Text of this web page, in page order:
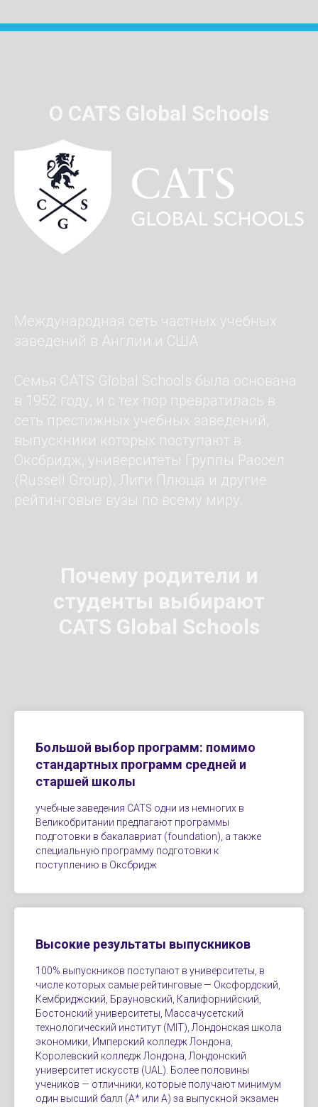
О CATS Global Schools
Международная сеть частных учебных
заведений в Англии и США
Семья CATS Global Schools была основана
в 1952 году, и с тех пор превратилась в
сеть престижных учебных заведений,
выпускники которых поступают в
Оксбридж, университеты Группы Рассел
(Russell Group), Лиги Плюща и другие
рейтинговые вузы по всему миру.
Почему родители и
студенты выбирают
CATS Global Schools
Большой выбор программ: помимо
стандартных программ средней и
старшей школы
учебные заведения CATS одни из немногих в
Великобритании предлагают программы
подготовки в бакалавриат (foundation), а также
специальную программу подготовки к
поступлению в Оксбридж
Высокие результаты выпускников
100% выпускников поступают в университеты, в
числе которых самые рейтинговые — Оксфордский,
Кембриджский, Брауновский, Калифорнийский,
Бостонский университеты, Массачусетский
технологический институт (MIT), Лондонская школа
экономики, Имперский колледж Лондона,
Королевский колледж Лондона, Лондонский
университет искусств (UAL). Более половины
учеников — отличники, которые получают минимум
один высший балл (A* или A) за выпускной экзамен